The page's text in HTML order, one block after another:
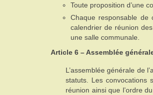
Toute proposition d’une
Chaque responsable de
calendrier de réunion
une salle communale.
Article 6 – Assemblée
L’assemblée générale de
statuts. Les convocations
réunion ainsi que l’ordre